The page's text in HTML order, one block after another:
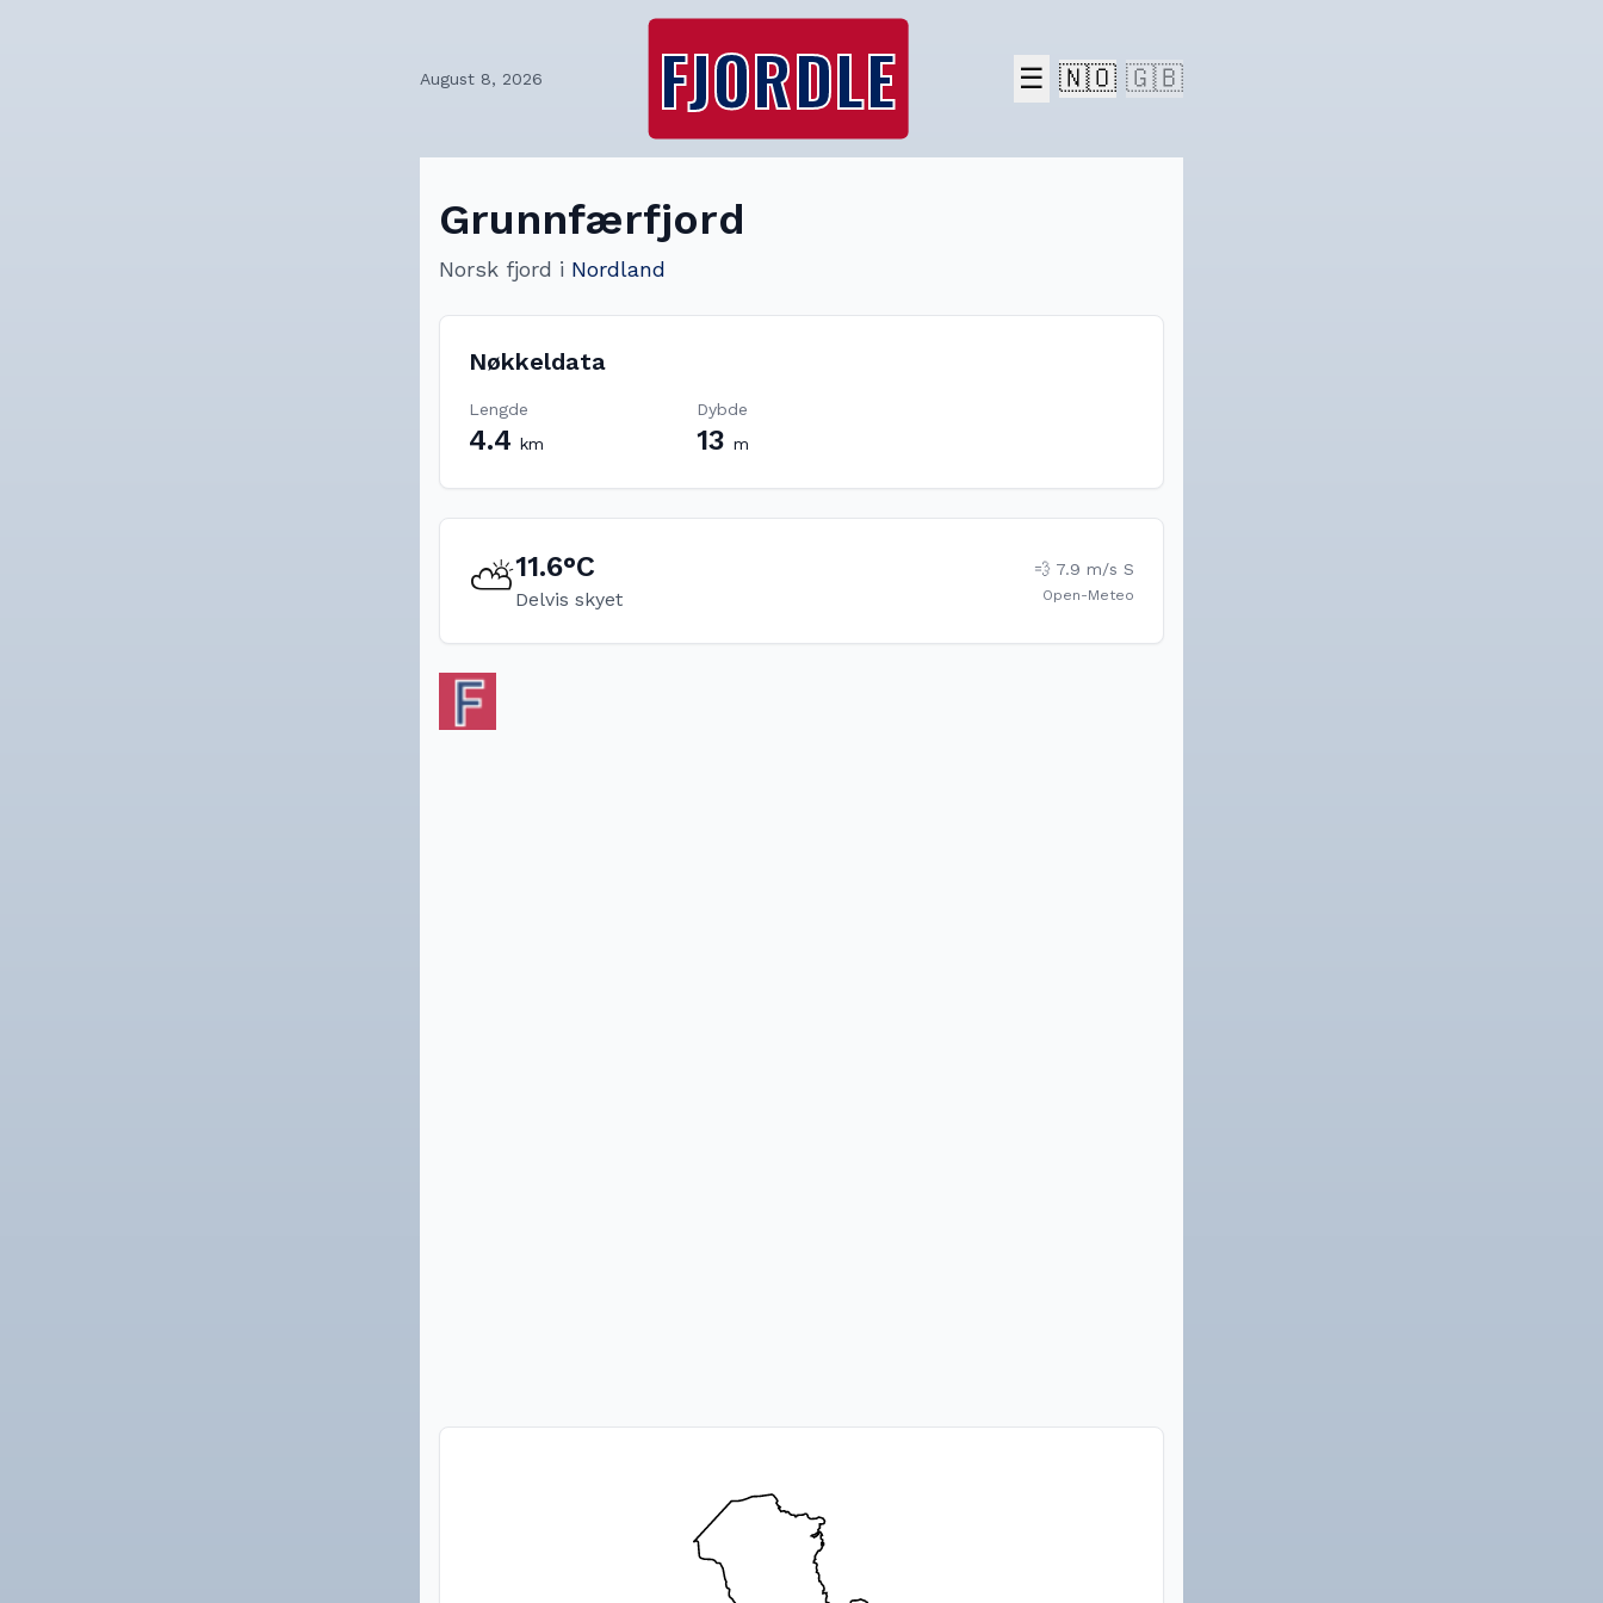
August 8, 2026 FJORDLE ☰ 🇳🇴 🇬🇧
Grunnfærfjord
Norsk fjord i Nordland
Nøkkeldata
Lengde
4.4 km
Dybde
13 m
⛅11.6°C
Delvis skyet
💨 7.9 m/s S
Open-Meteo